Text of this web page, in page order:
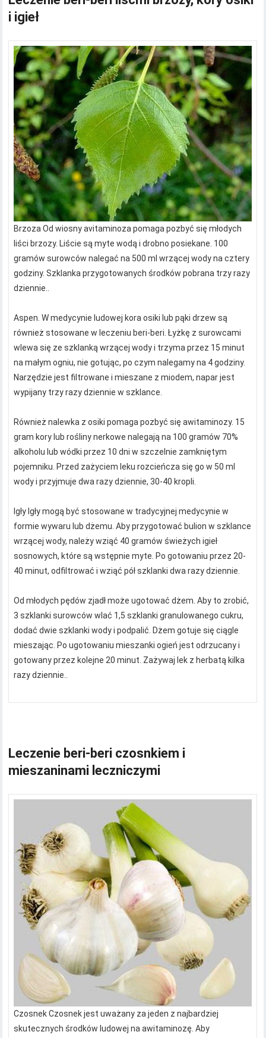
i igieł
Brzoza Od wiosny avitaminoza pomaga pozbyć się młodych
liści brzozy. Liście są myte wodą i drobno posiekane. 100
gramów surowców nalegać na 500 ml wrzącej wody na cztery
godziny. Szklanka przygotowanych środków pobrana trzy razy
dziennie..
Aspen. W medycynie ludowej kora osiki lub pąki drzew są
również stosowane w leczeniu beri-beri. Łyżkę z surowcami
wlewa się ze szklanką wrzącej wody i trzyma przez 15 minut
na małym ogniu, nie gotując, po czym nalegamy na 4 godziny.
Narzędzie jest filtrowane i mieszane z miodem, napar jest
wypijany trzy razy dziennie w szklance.
Również nalewka z osiki pomaga pozbyć się awitaminozy. 15
gram kory lub rośliny nerkowe nalegają na 100 gramów 70%
alkoholu lub wódki przez 10 dni w szczelnie zamkniętym
pojemniku. Przed zażyciem leku rozcieńcza się go w 50 ml
wody i przyjmuje dwa razy dziennie, 30-40 kropli.
Igły Igły mogą być stosowane w tradycyjnej medycynie w
formie wywaru lub dżemu. Aby przygotować bulion w szklance
wrzącej wody, należy wziąć 40 gramów świeżych igieł
sosnowych, które są wstępnie myte. Po gotowaniu przez 20-
40 minut, odfiltrować i wziąć pół szklanki dwa razy dziennie.
Od młodych pędów zjadł może ugotować dżem. Aby to zrobić,
3 szklanki surowców wlać 1,5 szklanki granulowanego cukru,
dodać dwie szklanki wody i podpalić. Dżem gotuje się ciągle
mieszając. Po ugotowaniu mieszanki ogień jest odrzucany i
gotowany przez kolejne 20 minut. Zażywaj lek z herbatą kilka
razy dziennie..
Leczenie beri-beri czosnkiem i
mieszaninami leczniczymi
Czosnek Czosnek jest uważany za jeden z najbardziej
skutecznych środków ludowej na awitaminozę. Aby